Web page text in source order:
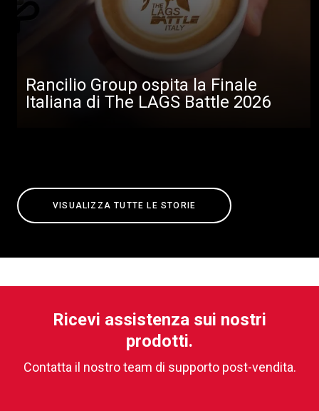
Rancilio Group ospita la Finale
Italiana di The LAGS Battle 2026
VISUALIZZA TUTTE LE STORIE
Ricevi assistenza sui nostri
prodotti.
Contatta il nostro team di supporto post-vendita.